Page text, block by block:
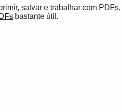
salvar e trabalhar com
bastante útil.